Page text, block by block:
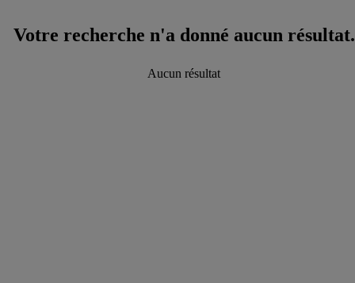
Votre recherche n'a donné aucun résultat.
Aucun résultat